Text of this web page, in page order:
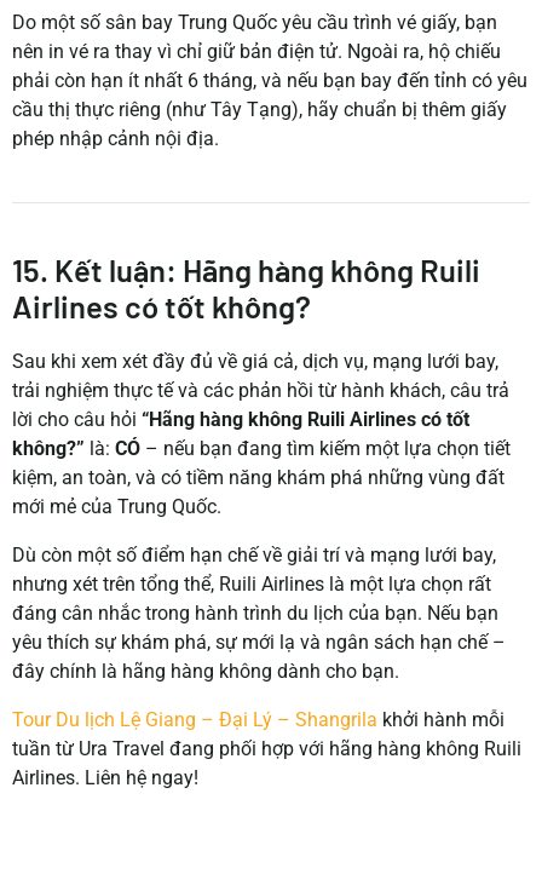
Do một số sân bay Trung Quốc yêu cầu trình vé giấy, bạn
nên in vé ra thay vì chỉ giữ bản điện tử. Ngoài ra, hộ chiếu
phải còn hạn ít nhất 6 tháng, và nếu bạn bay đến tỉnh có yêu
cầu thị thực riêng (như Tây Tạng), hãy chuẩn bị thêm giấy
phép nhập cảnh nội địa.
15. Kết luận: Hãng hàng không Ruili
Airlines có tốt không?
Sau khi xem xét đầy đủ về giá cả, dịch vụ, mạng lưới bay,
trải nghiệm thực tế và các phản hồi từ hành khách, câu trả
lời cho câu hỏi“Hãng hàng không Ruili Airlines có tốt
không?” là:CÓ – nếu bạn đang tìm kiếm một lựa chọn tiết
kiệm, an toàn, và có tiềm năng khám phá những vùng đất
mới mẻ của Trung Quốc.
Dù còn một số điểm hạn chế về giải trí và mạng lưới bay,
nhưng xét trên tổng thể, Ruili Airlines là một lựa chọn rất
đáng cân nhắc trong hành trình du lịch của bạn. Nếu bạn
yêu thích sự khám phá, sự mới lạ và ngân sách hạn chế –
đây chính là hãng hàng không dành cho bạn.
Tour Du lịch Lệ Giang – Đại Lý – Shangrila khởi hành mỗi
tuần từ Ura Travel đang phối hợp với hãng hàng không Ruili
Airlines. Liên hệ ngay!